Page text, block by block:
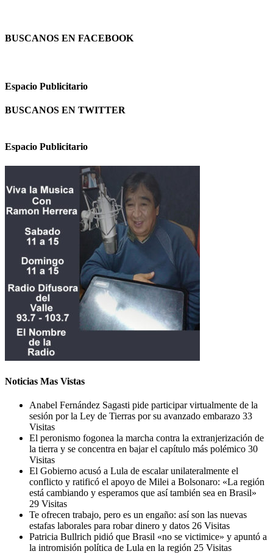
BUSCANOS EN FACEBOOK
Espacio Publicitario
BUSCANOS EN TWITTER
Espacio Publicitario
Noticias Mas Vistas
Anabel Fernández Sagasti pide participar virtualmente de la
sesión por la Ley de Tierras por su avanzado embarazo 33
Visitas
El peronismo fogonea la marcha contra la extranjerización de
la tierra y se concentra en bajar el capítulo más polémico 30
Visitas
El Gobierno acusó a Lula de escalar unilateralmente el
conflicto y ratificó el apoyo de Milei a Bolsonaro: «La región
está cambiando y esperamos que así también sea en Brasil»
29 Visitas
Te ofrecen trabajo, pero es un engaño: así son las nuevas
estafas laborales para robar dinero y datos 26 Visitas
Patricia Bullrich pidió que Brasil «no se victimice» y apuntó a
la intromisión política de Lula en la región 25 Visitas